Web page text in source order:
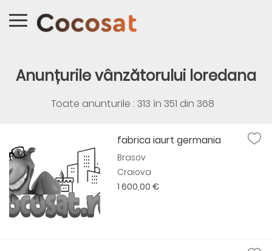
Anunțurile vânzătorului loredana
Toate anunturile : 313 în351 din368
fabrica iaurt germania
Brasov
Craiova
1 600,00 €